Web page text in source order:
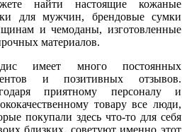
найти настоящие кожаные
для мужчин, брендовые сумки
и чемоданы, изготовленные
материалов.
имеет много постоянных
и позитивных отзывов.
приятному персоналу и
товару все люди,
покупали здесь что-то для себя
близких, советуют именно этот